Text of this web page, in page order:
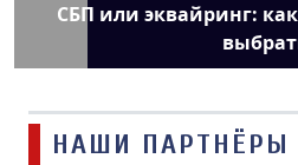
СБП или эквайринг:
НАШИ ПАРТНЁРЫ